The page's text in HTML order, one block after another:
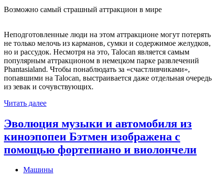
Возможно самый страшный аттракцион в мире
Неподготовленные люди на этом аттракционе могут потерять
не только мелочь из карманов, сумки и содержимое желудков,
но и рассудок. Несмотря на это, Talocan является самым
популярным аттракционом в немецком парке развлечений
Phantasialand. Чтобы понаблюдать за «счастливчиками»,
попавшими на Talocan, выстраивается даже отдельная очередь
из зевак и сочувствующих.
Читать далее
Эволюция музыки и автомобиля из
киноэпопеи Бэтмен изображена с
помощью фортепиано и виолончели
Машины